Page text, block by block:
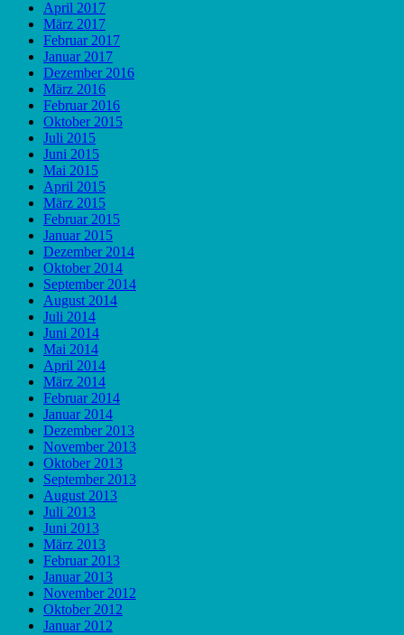
April 2017
März 2017
Februar 2017
Januar 2017
Dezember 2016
März 2016
Februar 2016
Oktober 2015
Juli 2015
Juni 2015
Mai 2015
April 2015
März 2015
Februar 2015
Januar 2015
Dezember 2014
Oktober 2014
September 2014
August 2014
Juli 2014
Juni 2014
Mai 2014
April 2014
März 2014
Februar 2014
Januar 2014
Dezember 2013
November 2013
Oktober 2013
September 2013
August 2013
Juli 2013
Juni 2013
März 2013
Februar 2013
Januar 2013
November 2012
Oktober 2012
Januar 2012